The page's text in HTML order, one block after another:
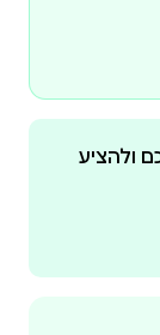
עוֹבֶדֶת. אֲנִי
אֲבִישַׁי, אֲנִי
אוֹהֶבֶת לְצַיֵּר
עַד הַיּוֹם
יְלָדִים וְנֹעַר.
שֶׁזֶּה מָה
מְצֻיָּרוֹת.
ולהציע